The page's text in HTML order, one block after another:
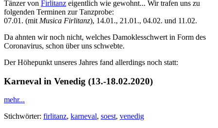
Tänzer von Firlitanz eigentlich wie gewohnt... Wir trafen uns zu
folgenden Terminen zur Tanzprobe:
07.01. (mit Musica Firlitanz), 14.01., 21.01., 04.02. und 11.02.
Da ahnten wir noch nicht, welches Damoklesschwert in Form des
Coronavirus, schon über uns schwebte.
Der Höhepunkt unseres Jahres fand allerdings noch statt:
Karneval in Venedig (13.-18.02.2020)
mehr...
Stichwörter: firlitanz, karneval, soest, venedig